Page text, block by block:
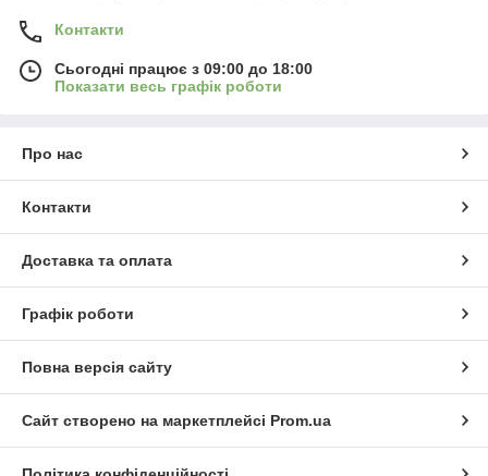
Контакти
Сьогодні працює з 09:00 до 18:00
Показати весь графік роботи
Про нас
Контакти
Доставка та оплата
Графік роботи
Повна версія сайту
Сайт створено на маркетплейсі Prom.ua